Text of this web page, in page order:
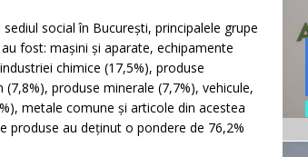
social în București, principalele grupe
fost: mașini și aparate, echipamente
chimice (17,5%), produse
produse minerale (7,7%), vehicule,
metale comune și articole din acestea
produse au deținut o pondere de 76,2%